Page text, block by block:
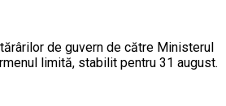
de guvern de către Ministerul
limită, stabilit pentru 31 august.